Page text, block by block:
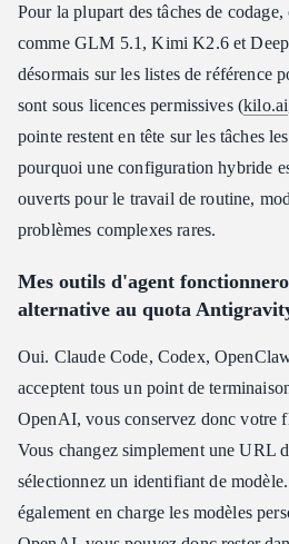
Pour la plupart des tâches de
comme GLM 5.1, Kimi K2.6 et
désormais sur les listes de référence
sont sous licences permissives (kilo.ai
pointe restent en tête sur les tâches
pourquoi une configuration hybride
ouverts pour le travail de routine,
problèmes complexes rares.
Mes outils d'agent
alternative au quota
Oui. Claude Code, Codex,
acceptent tous un point de
OpenAI, vous conservez donc votre
Vous changez simplement une URL
sélectionnez un identifiant de
également en charge les modèles